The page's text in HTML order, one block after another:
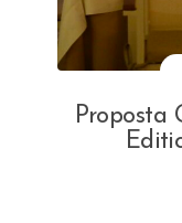
Proposta